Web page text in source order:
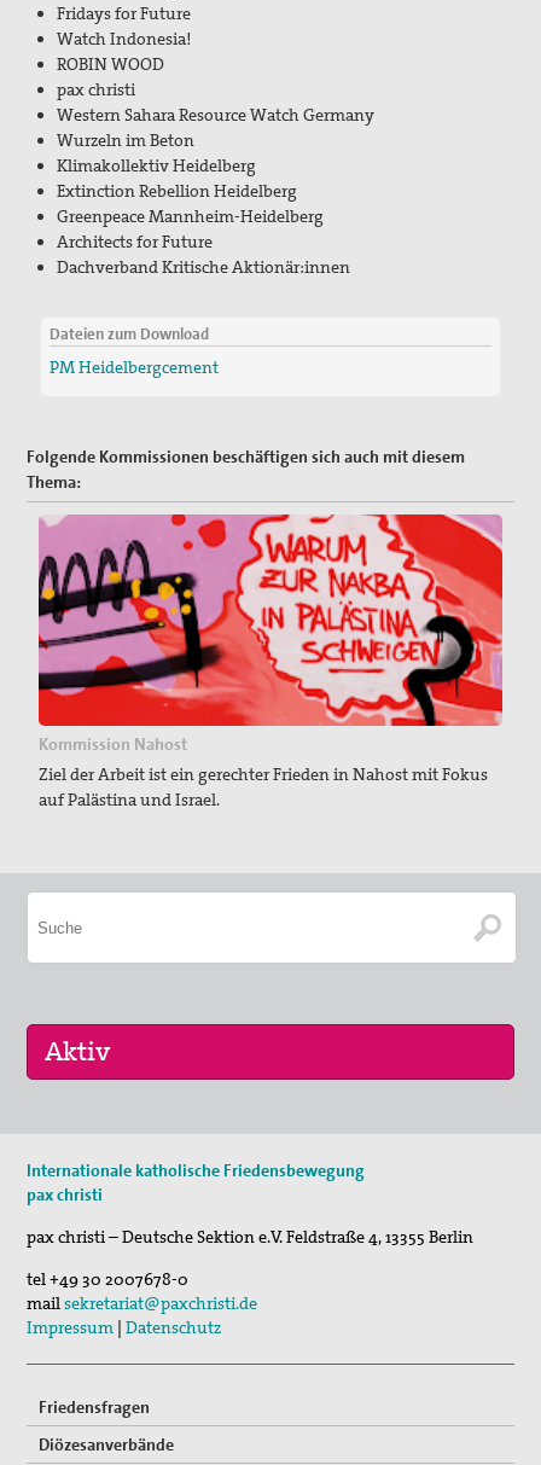
Fridays for Future
Watch Indonesia!
ROBIN WOOD
pax christi
Western Sahara Resource Watch Germany
Wurzeln im Beton
Klimakollektiv Heidelberg
Extinction Rebellion Heidelberg
Greenpeace Mannheim-Heidelberg
Architects for Future
Dachverband Kritische Aktionär:innen
Dateien zum Download
PM Heidelbergcement
Folgende Kommissionen beschäftigen sich auch mit diesem
Thema:
Kommission Nahost
Ziel der Arbeit ist ein gerechter Frieden in Nahost mit Fokus
auf Palästina und Israel.
Fahrradpilgertour 2026
St. Peter-Lindenberg: Lesungen unter den Lind…
03. Sep 2026
Mahnwache
Internationale katholische Friedensbewegung
pax christi
pax christi – Deutsche Sektion e.V.Feldstraße 4,13355 Berlin
tel+49 30 2007678-0
mailsekretariat@paxchristi.de
Impressum |Datenschutz
Friedensfragen
Diözesanverbände